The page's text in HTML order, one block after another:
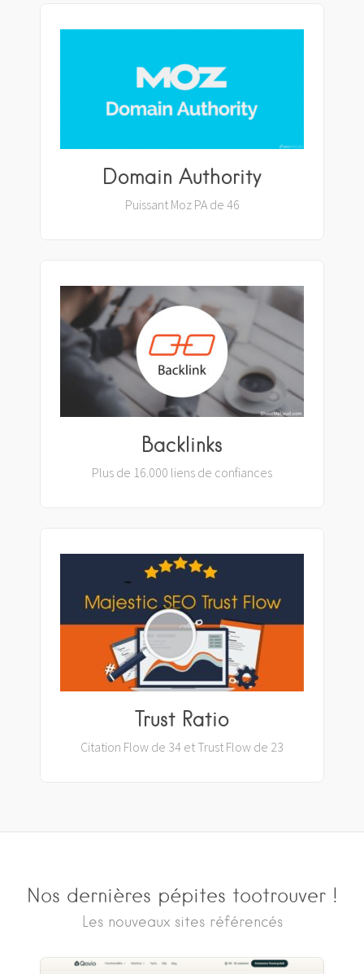
Domain Authority
Puissant Moz PA de 46
Backlinks
Plus de 16.000 liens de confiances
Trust Ratio
Citation Flow de 34 et Trust Flow de 23
Nos dernières pépites tootrouver !
Les nouveaux sites référencés